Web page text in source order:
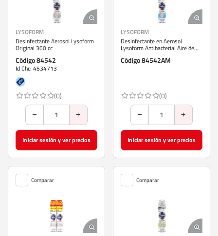
LYSOFORM
Desinfectante Aerosol Lysoform
Original 360 cc
Código 84542
Id Chc: 4534713
(0)
Iniciar sesión y ver precios
LYSOFORM
Desinfectante en Aerosol
Lysoform Antibacterial Aire de
Montaña 360 cc
Código 84542AM
(0)
Iniciar sesión y ver precios
Comparar Comparar